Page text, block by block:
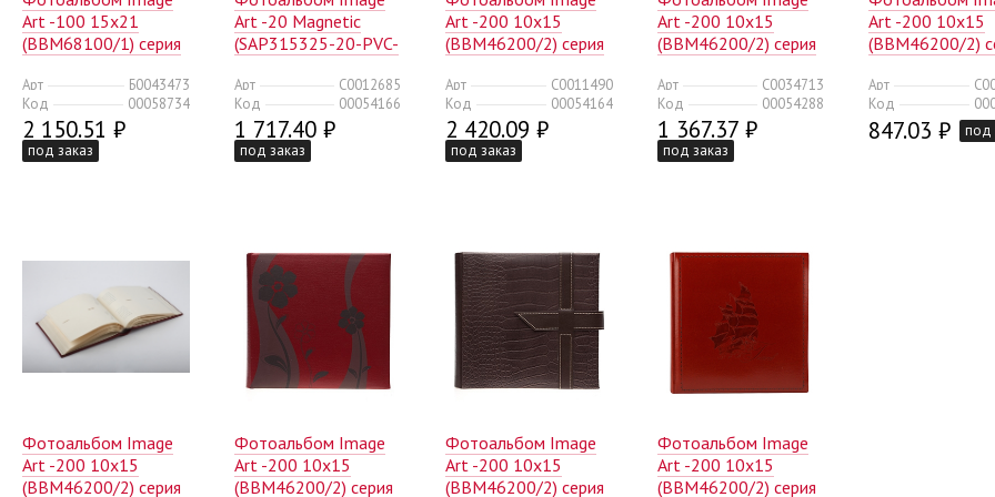
Art -100 15x21
(BBM68100/1) серия
Арт
Б0043473
Код
00058734
2 150.51 ₽
под заказ
Art -20 Magnetic
(SAP315325-20-PVC-
Арт
C0012685
Код
00054166
1 717.40 ₽
под заказ
Art -200 10x15
(BBM46200/2) серия
(1/12/240)
Арт
C0011490
Код
00054164
2 420.09 ₽
под заказ
Art -200 10x15
(BBM46200/2) серия
(12/240)
Арт
C0034713
Код
00054288
1 367.37 ₽
под заказ
Art -200 10x15
(BBM46200/2)
(12/240)
Арт
Код
847.03 ₽ под
Фотоальбом Image
Art -200 10x15
(BBM46200/2) серия
Фотоальбом Image
Art -200 10x15
(BBM46200/2) серия
Фотоальбом Image
Art -200 10x15
(BBM46200/2) серия
Фотоальбом Image
Art -200 10x15
(BBM46200/2) серия